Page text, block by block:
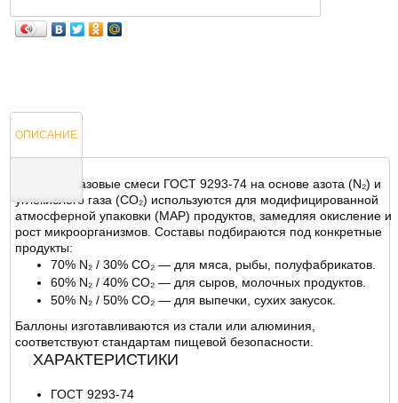
ОПИСАНИЕ
ОТЗЫВЫ
Пищевые газовые смеси ГОСТ 9293-74 на основе азота (N₂) и
углекислого газа (CO₂) используются для модифицированной
атмосферной упаковки (MAP) продуктов, замедляя окисление и
рост микроорганизмов. Составы подбираются под конкретные
продукты:
70% N₂ / 30% CO₂ — для мяса, рыбы, полуфабрикатов.
60% N₂ / 40% CO₂ — для сыров, молочных продуктов.
50% N₂ / 50% CO₂ — для выпечки, сухих закусок.
Баллоны изготавливаются из стали или алюминия,
соответствуют стандартам пищевой безопасности.
ХАРАКТЕРИСТИКИ
ГОСТ 9293-74